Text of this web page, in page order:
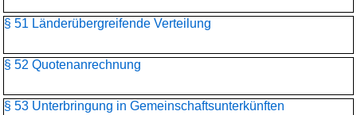
§ 51 Länderübergreifende Verteilung
§ 52 Quotenanrechnung
§ 53 Unterbringung in Gemeinschaftsunterkünften